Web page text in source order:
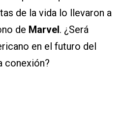
de la vida lo llevaron a
de Marvel . ¿Será
en el futuro del
conexión?